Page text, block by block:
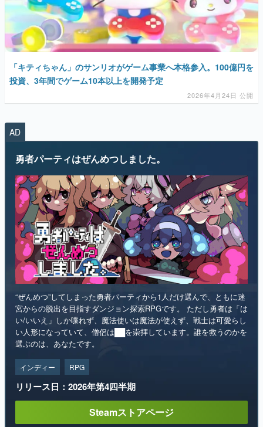
「キティちゃん」のサンリオがゲーム事業へ本格参入。100億円を
投資、3年間でゲーム10本以上を開発予定
2026年4月24日 公開
AD
勇者パーティはぜんめつしました。
“ぜんめつ”してしまった勇者パーティから1人だけ選んで、ともに迷
宮からの脱出を目指すダンジョン探索RPGです。 ただし勇者は「は
い/いいえ」しか喋れず、魔法使いは魔法が使えず、戦士は可愛らし
い人形になっていて、僧侶は██を崇拝しています。誰を救うのかを
選ぶのは、あなたです。
インディー RPG
リリース日：2026年第4四半期
Steamストアページ